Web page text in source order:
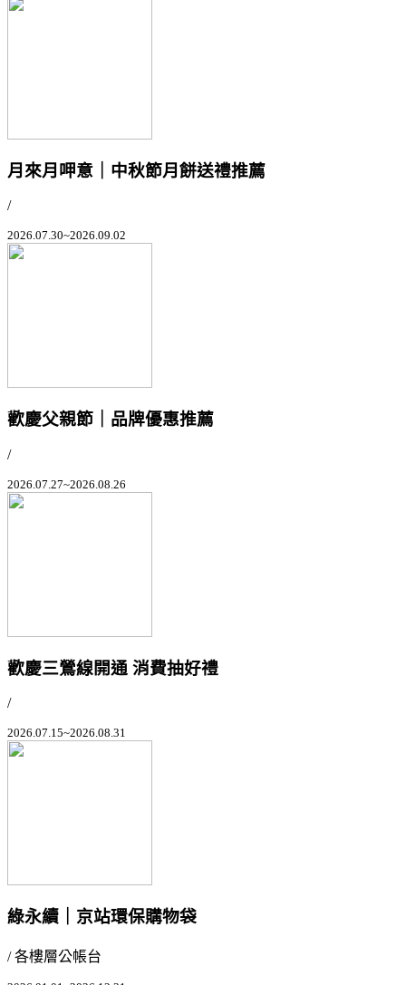
月來月呷意｜中秋節月餅送禮推薦
/
2026.07.30~2026.09.02
歡慶父親節｜品牌優惠推薦
/
2026.07.27~2026.08.26
歡慶三鶯線開通 消費抽好禮
/
2026.07.15~2026.08.31
綠永續｜京站環保購物袋
/ 各樓層公帳台